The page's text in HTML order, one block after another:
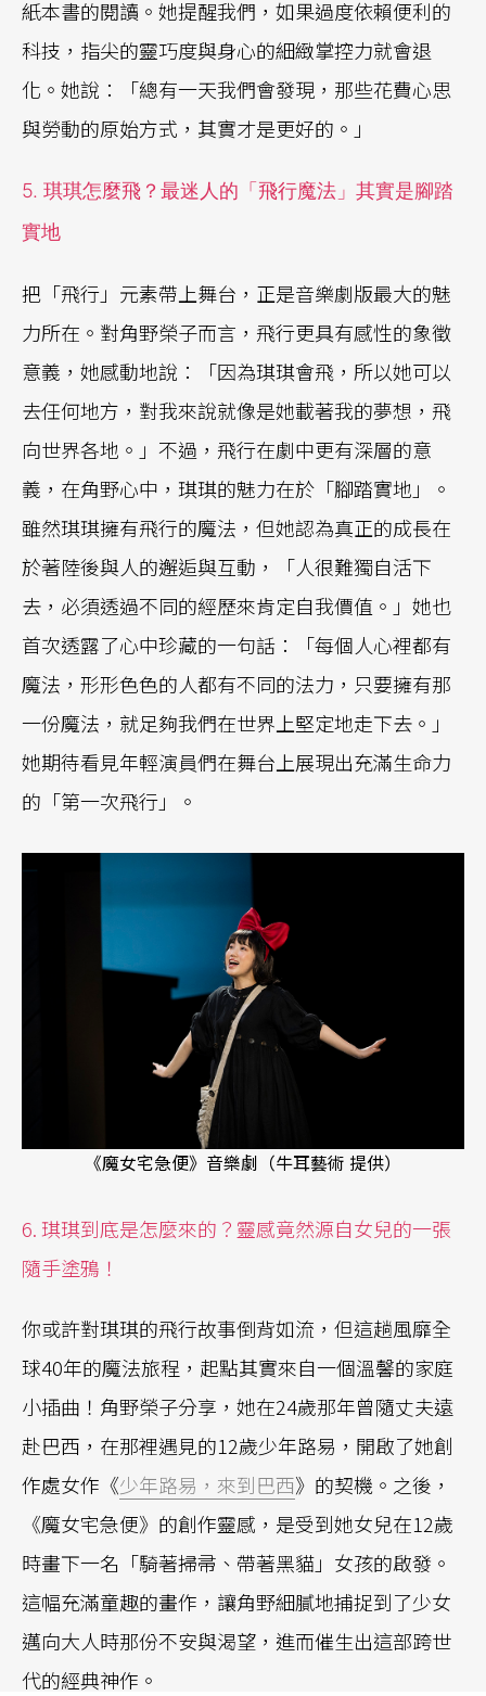
紙本書的閱讀。她提醒我們，如果過度依賴便利的
科技，指尖的靈巧度與身心的細緻掌控力就會退
化。她說：「總有一天我們會發現，那些花費心思
與勞動的原始方式，其實才是更好的。」
5. 琪琪怎麼飛？最迷人的「飛行魔法」其實是腳踏
實地
把「飛行」元素帶上舞台，正是音樂劇版最大的魅
力所在。對角野榮子而言，飛行更具有感性的象徵
意義，她感動地說：「因為琪琪會飛，所以她可以
去任何地方，對我來說就像是她載著我的夢想，飛
向世界各地。」不過，飛行在劇中更有深層的意
義，在角野心中，琪琪的魅力在於「腳踏實地」。
雖然琪琪擁有飛行的魔法，但她認為真正的成長在
於著陸後與人的邂逅與互動，「人很難獨自活下
去，必須透過不同的經歷來肯定自我價值。」她也
首次透露了心中珍藏的一句話：「每個人心裡都有
魔法，形形色色的人都有不同的法力，只要擁有那
一份魔法，就足夠我們在世界上堅定地走下去。」
她期待看見年輕演員們在舞台上展現出充滿生命力
的「第一次飛行」。
《魔女宅急便》音樂劇（牛耳藝術 提供）
6. 琪琪到底是怎麼來的？靈感竟然源自女兒的一張
隨手塗鴉！
你或許對琪琪的飛行故事倒背如流，但這趟風靡全
球40年的魔法旅程，起點其實來自一個溫馨的家庭
小插曲！角野榮子分享，她在24歲那年曾隨丈夫遠
赴巴西，在那裡遇見的12歲少年路易，開啟了她創
作處女作《少年路易，來到巴西》的契機。之後，
《魔女宅急便》的創作靈感，是受到她女兒在12歲
時畫下一名「騎著掃帚、帶著黑貓」女孩的啟發。
這幅充滿童趣的畫作，讓角野細膩地捕捉到了少女
邁向大人時那份不安與渴望，進而催生出這部跨世
代的經典神作。